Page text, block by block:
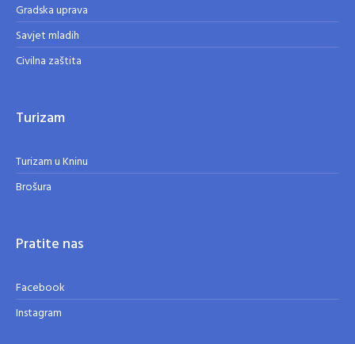
Gradska uprava
Savjet mladih
Civilna zaštita
Turizam
Turizam u Kninu
Brošura
Pratite nas
Facebook
Instagram